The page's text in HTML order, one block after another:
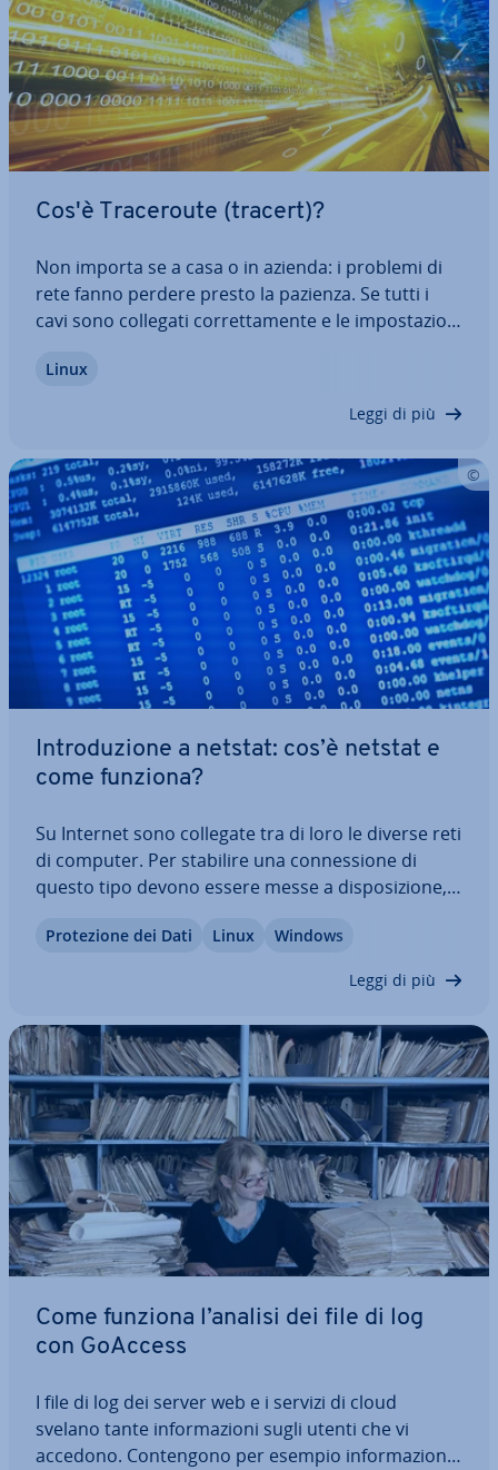
Cos'è Tra­ce­rou­te (tracert)?
Non importa se a casa o in azienda: i problemi di
rete fanno perdere presto la pazienza. Se tutti i
cavi sono collegati cor­ret­ta­men­te e le im­po­sta­zio­ni
persiste, la fru­stra­zio­ne aumenta. Per fortuna
Linux
Leggi di più
In­tro­du­zio­ne a netstat: cos’è netstat e
come funziona?
Su Internet sono collegate tra di loro le diverse reti
di computer. Per stabilire una con­nes­sio­ne di
questo tipo devono essere messe a di­spo­si­zio­ne,
ta­rio, in­ter­fac­ce di tra­smis­sio­ne, chiamate porte.
Pro­te­zio­ne dei Dati Linux Windows
Leggi di più
Come funziona l’analisi dei file di log
con GoAccess
I file di log dei server web e i servizi di cloud
svelano tante in­for­ma­zio­ni sugli utenti che vi
accedono. Con­ten­go­no per esempio in­for­ma­zio­ni